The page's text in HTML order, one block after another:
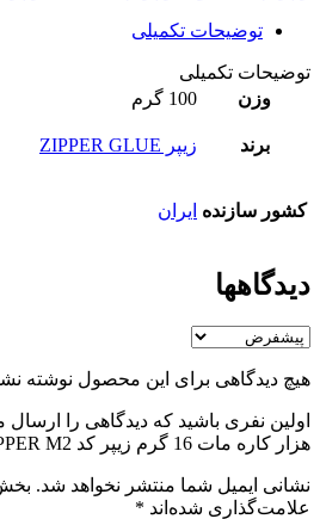
توضیحات تکمیلی
توضیحات تکمیلی
وزن
100 گرم
برند زیپر ZIPPER GLUE
کشور سازنده ایران
دیدگاهها
هیچ دیدگاهی برای این محصول نوشته
اولین نفری باشید که دیدگاهی را
هزار کاره مات 16 گرم زیپر کد ZIPPER M2”
نشانی ایمیل شما منتشر نخواهد شد.
علامت‌گذاری شده‌اند *